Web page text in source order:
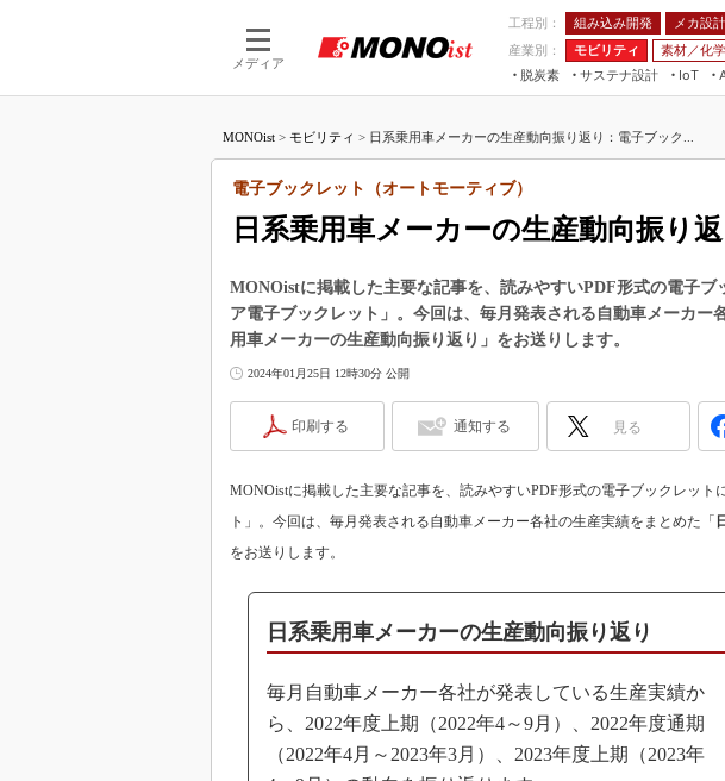
メディア
工程別： 組み込み開発 メカ設計
産業別：
モビリティ 素材／化学
脱炭素
サステナ設計
IoT
つながる工場
つながるサービス
AI×設備保全
Physical AI
JIMTOF
IIFES
ジャパンモ
スマート工場
EdgeTech+
日本ものづ
VR
イ
MONOist > モビリティ > 日系乗用車メーカーの生産動向振り返り：電子ブック...
日系乗用車メーカーの生産動向振り返
電子ブックレット（オートモーティブ）
MONOistに掲載した主要な記事を、読みやすいPDF形式の電子ブ
ア電子ブックレット」。今回は、毎月発表される自動車メーカー
用車メーカーの生産動向振り返り」をお送りします。
2024年01月25日 12時30分 公開
印刷する 通知する 見る
MONOistに掲載した主要な記事を、読みやすいPDF形式の電子ブックレット
ト」。今回は、毎月発表される自動車メーカー各社の生産実績をまとめた「
をお送りします。
日系乗用車メーカーの生産動向振り返り
毎月自動車メーカー各社が発表している生産実績か
ら、2022年度上期（2022年4～9月）、2022年度通期
（2022年4月～2023年3月）、2023年度上期（2023年